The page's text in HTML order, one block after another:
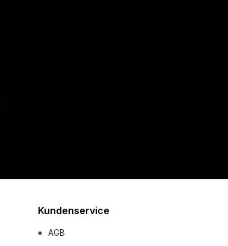
Kundenservice
AGB